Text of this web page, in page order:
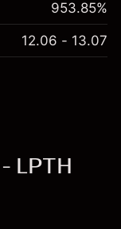
953.85%
12.06 - 13.07
LPTH